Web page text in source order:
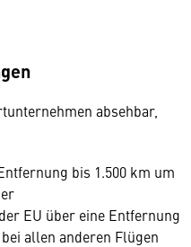
absehbar,
bis 1.500 km um
EU über eine Entfernung
allen anderen Flügen